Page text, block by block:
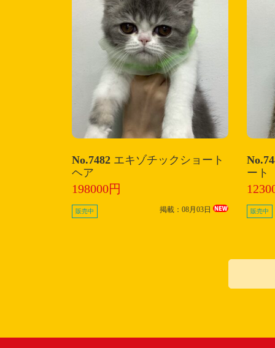
No.7482 エキゾチックショート
ヘア
198000円
販売中 掲載：08月03日
ート
販売中